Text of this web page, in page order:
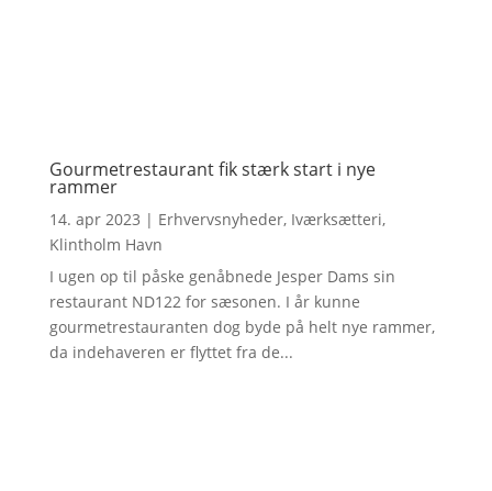
Gourmetrestaurant fik stærk start i nye
rammer
14. apr 2023 | Erhvervsnyheder, Iværksætteri,
Klintholm Havn
I ugen op til påske genåbnede Jesper Dams sin
restaurant ND122 for sæsonen. I år kunne
gourmetrestauranten dog byde på helt nye rammer,
da indehaveren er flyttet fra de...